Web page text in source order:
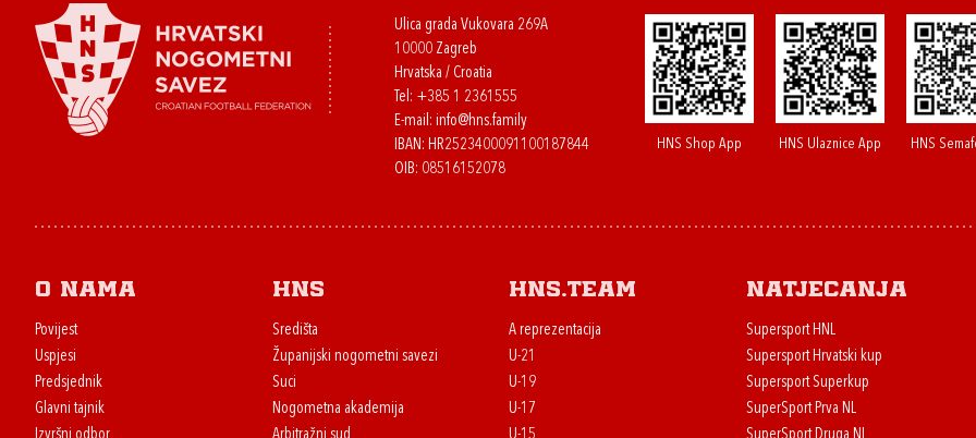
Ulica grada Vukovara 269A
10000 Zagreb
Hrvatska / Croatia
Tel: +385 1 2361555
E-mail: info@hns.family
IBAN: HR2523400091100187844
OIB: 08516152078
HNS Shop App HNS Ulaznice App HNS
O nama
Povijest
Uspjesi
Predsjednik
Glavni tajnik
HNS
Središta
Županijski nogometni savezi
Suci
Nogometna akademija
HNS.team
A reprezentacija
U-21
U-19
U-17
Natjecanja
Supersport HNL
Supersport Hrvatski kup
Supersport Superkup
SuperSport Prva NL